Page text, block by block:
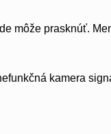
môže prasknúť.
kamera